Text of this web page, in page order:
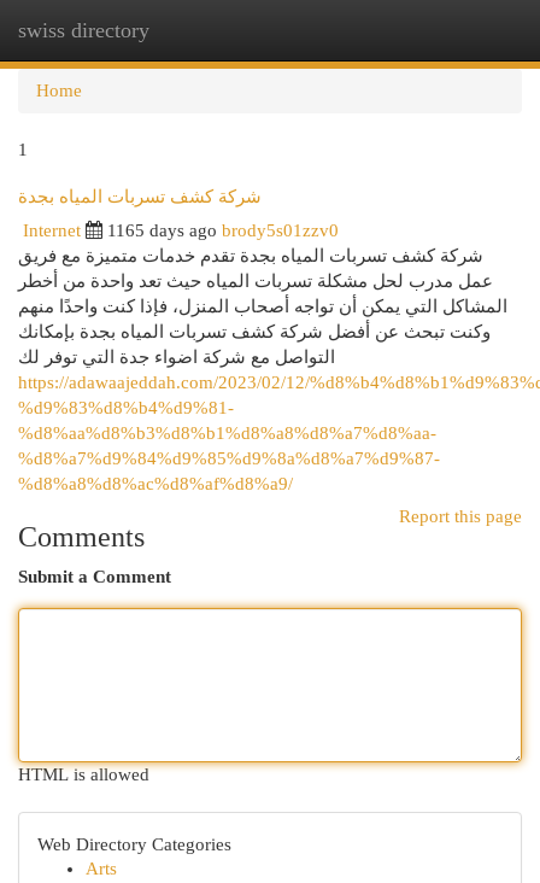
swiss directory
Home
1
شركة كشف تسربات المياه بجدة
Internet 1165 days ago brody5s01zzv0
شركة كشف تسربات المياه بجدة تقدم خدمات متميزة مع فريق
عمل مدرب لحل مشكلة تسربات المياه حيث تعد واحدة من أخطر
المشاكل التي يمكن أن تواجه أصحاب المنزل، فإذا كنت واحدًا منهم
وكنت تبحث عن أفضل شركة كشف تسربات المياه بجدة بإمكانك
التواصل مع شركة اضواء جدة التي توفر لك
https://adawaajeddah.com/2023/02/12/
%d9%83%d8%b4%d9%81-
%d8%aa%d8%b3%d8%b1%d8%a8%d8%a7%d8%aa-
%d8%a7%d9%84%d9%85%d9%8a%d8%a7%d9%87-
%d8%a8%d8%ac%d8%af%d8%a9/
Report this page
Comments
Submit a Comment
HTML is allowed
Web Directory Categories
Arts